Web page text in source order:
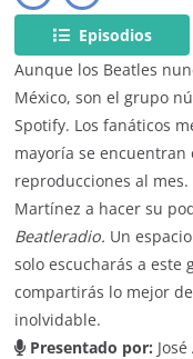
Episodios
Aunque los Beatles
México, son el grupo
Spotify. Los fanáticos
mayoría se encuentran
reproducciones al mes.
Martínez a hacer su
Beatleradio. Un
solo escucharás a
compartirás lo mejor
inolvidable.
Presentado por: